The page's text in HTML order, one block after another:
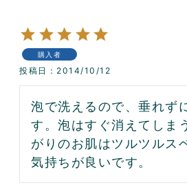
購入者
投稿日 2014/10/12
泡で洗えるので、垂れず
す。泡はすぐ消えてしま
がりのお肌はツルツルス
気持ちが良いです。